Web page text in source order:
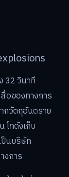
32 วินาที
อของทางการ
กวัตถุอันตราย
โกดังเก็บ
นบริษัท
งการ